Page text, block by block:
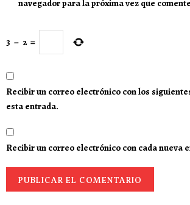
navegador para la próxima vez que
3 − 2 =
Recibir un correo electrónico con los
esta entrada.
Recibir un correo electrónico con cada nueva